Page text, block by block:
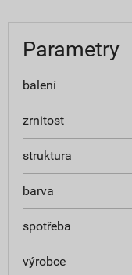
Parametry
balení
zrnitost
struktura
barva
spotřeba
výrobce